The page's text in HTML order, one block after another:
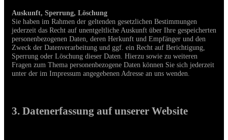
Auskunft, Sperrung, Löschung
Sie haben im Rahmen der geltenden gesetzlichen Bestimmungen
jederzeit das Recht auf unentgeltliche Auskunft über Ihre gespeicherten
personenbezogenen Daten, deren Herkunft und Empfänger und den
Zweck der Datenverarbeitung und ggf. ein Recht auf Berichtigung,
Sperrung oder Löschung dieser Daten. Hierzu sowie zu weiteren
Fragen zum Thema personenbezogene Daten können Sie sich jederzeit
unter der im Impressum angegebenen Adresse an uns wenden.
3. Datenerfassung auf unserer Website